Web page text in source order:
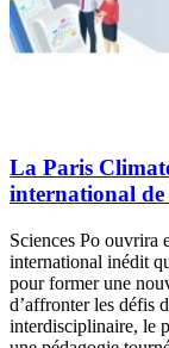
La Paris
international
Sciences Po ouvrira
international inédit
pour former une
d’affronter les défis
interdisciplinaire, le